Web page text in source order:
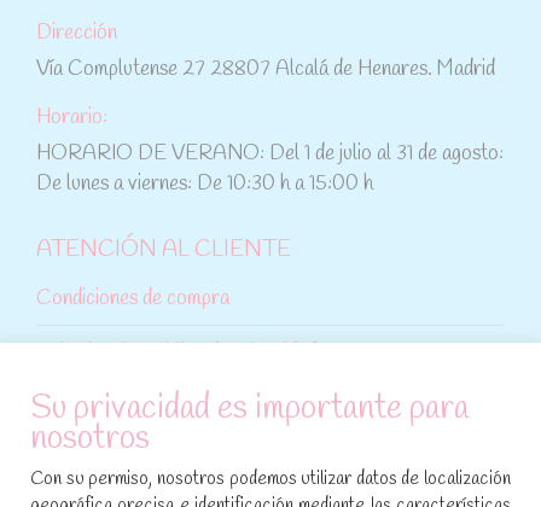
Dirección
Vía Complutense 27 28807 Alcalá de Henares. Madrid
Horario:
HORARIO DE VERANO: Del 1 de julio al 31 de agosto:
De lunes a viernes: De 10:30 h a 15:00 h
ATENCIÓN AL CLIENTE
Condiciones de compra
Política de cookies
SÍGUENOS EN REDES SOCIALES
Su privacidad es importante para
nosotros
Con su permiso, nosotros podemos utilizar datos de localización